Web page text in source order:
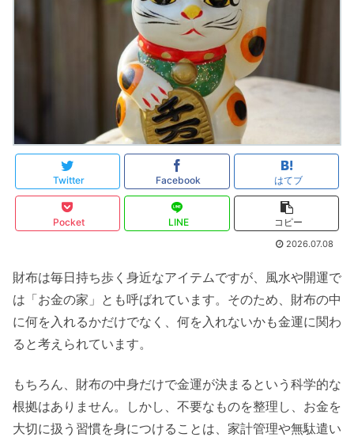
Twitter Facebook はてブ
Pocket LINE コピー
2026.07.08
財布は毎日持ち歩く身近なアイテムですが、風水や開運で
は「お金の家」とも呼ばれています。そのため、財布の中
に何を入れるかだけでなく、何を入れないかも金運に関わ
ると考えられています。
もちろん、財布の中身だけで金運が決まるという科学的な
根拠はありません。しかし、不要なものを整理し、お金を
大切に扱う習慣を身につけることは、家計管理や無駄遣い